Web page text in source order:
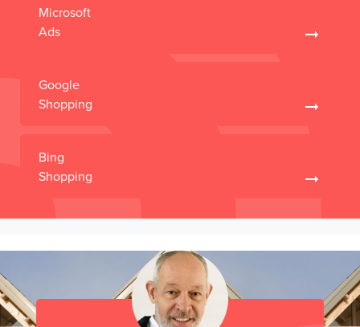
Microsoft
Ads
Google
Shopping
Bing
Shopping